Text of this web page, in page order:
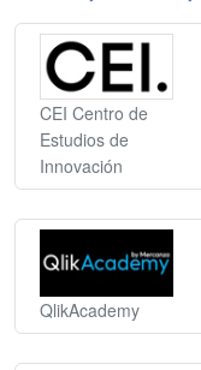
CEI Centro de
Estudios de
Innovación
QlikAcademy